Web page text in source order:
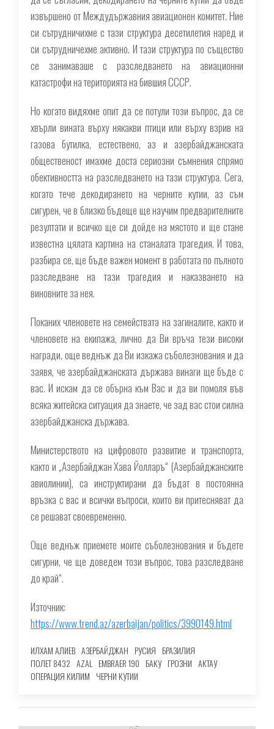
извършено от Междудържавния авиационен комитет. Ние
си сътрудничихме с тази структура десетилетия наред и
си сътрудничехме активно. И тази структура по същество
се занимаваше с разследването на авиационни
катастрофи на територията на бившия СССР.
Но когато видяхме опит да се потули този въпрос, да се
хвърли вината върху някакви птици или върху взрив на
газова бутилка, естествено, аз и азербайджанската
общественост имахме доста сериозни съмнения спрямо
обективността на разследването на тази структура. Сега,
когато тече декодирането на черните кутии, аз съм
сигурен, че в близко бъдеще ще научим предварителните
резултати и всичко ще си дойде на мястото и ще стане
известна цялата картина на станалата трагедия. И това,
разбира се, ще бъде важен момент в работата по пълното
разследване на тази трагедия и наказването на
виновните за нея.
Поканих членовете на семействата на загиналите, както и
членовете на екипажа, лично да Ви връча тези високи
награди, още веднъж да Ви изкажа съболезнования и да
заявя, че азербайджанската държава винаги ще бъде с
вас. И искам да се обърна към Вас и да ви помоля във
всяка житейска ситуация да знаете, че зад вас стои силна
азербайджанска държава.
Министерството на цифровото развитие и транспорта,
както и „Азербайджан Хава Йолларъ“ (Азербайджанските
авиолинии), са инструктирани да бъдат в постоянна
връзка с вас и всички въпроси, които ви притесняват да
се решават своевременно.
Още веднъж приемете моите съболезнования и бъдете
сигурни, че ще доведем този въпрос, това разследване
до край“.
Източник:
https://www.trend.az/azerbaijan/politics/3990149.html
ИЛХАМ АЛИЕВ АЗЕРБАЙДЖАН РУСИЯ БРАЗИЛИЯ
ПОЛЕТ 8432 AZAL EMBRAER 190 БАКУ ГРОЗНИ АКТАУ
ОПЕРАЦИЯ КИЛИМ ЧЕРНИ КУТИИ